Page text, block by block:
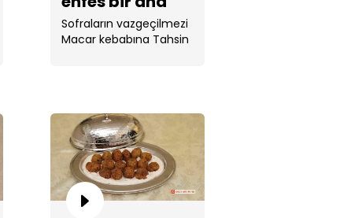
yemek: Macar
kebabı!
Sofraların vazgeçilmezi
Macar kebabına Tahsin